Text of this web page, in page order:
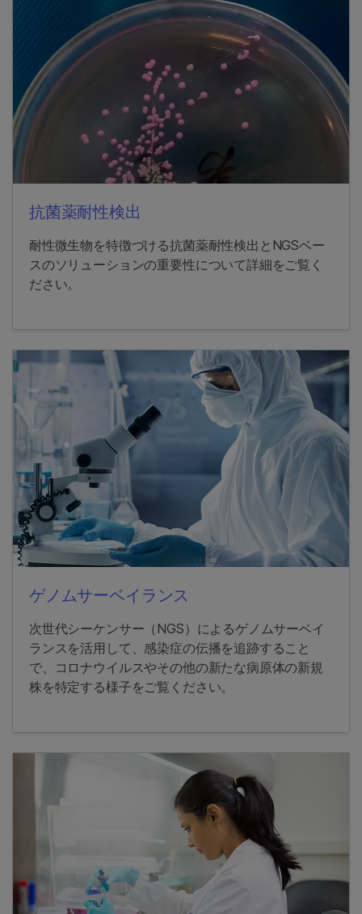
抗菌薬耐性検出
耐性微生物を特徴づける抗菌薬耐性検出とNGSベー
スのソリューションの重要性について詳細をご覧く
ださい。
ゲノムサーベイランス
次世代シーケンサー（NGS）によるゲノムサーベイ
ランスを活用して、感染症の伝播を追跡すること
で、コロナウイルスやその他の新たな病原体の新規
株を特定する様子をご覧ください。